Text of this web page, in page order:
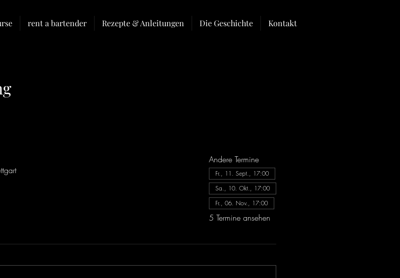
rent a bartender Rezepte & Anleitungen Die Geschichte Kontakt
Andere Termine
Fr., 11. Sept., 17:00
Sa., 10. Okt., 17:00
Fr., 06. Nov., 17:00
5 Termine ansehen